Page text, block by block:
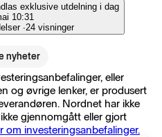
exklusive utdelning i dag
10:31
∙24 visninger
nyheter
eller
og øvrige lenker, er produsert
Nordnet har ikke
gjennomgått eller gjort
om investeringsanbefalinger.